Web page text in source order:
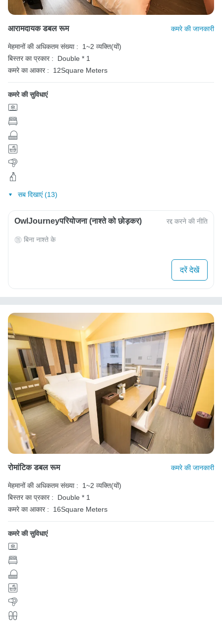
आरामदायक डबल रूम कमरे की जानकारी
मेहमानों की अधिकतम संख्या :
1~2 व्यक्ति(यों)
बिस्तर का प्रकार :
Double * 1
कमरे का आकार :
12Square Meters
कमरे की सुविधाएं
सब दिखाएं (13)
OwlJourneyपरियोजना (नाश्ते को छोड़कर) रद्द करने की नीति
बिना नाश्ते के
दरें देखें
रोमांटिक डबल रूम कमरे की जानकारी
मेहमानों की अधिकतम संख्या :
1~2 व्यक्ति(यों)
बिस्तर का प्रकार :
Double * 1
कमरे का आकार :
16Square Meters
कमरे की सुविधाएं